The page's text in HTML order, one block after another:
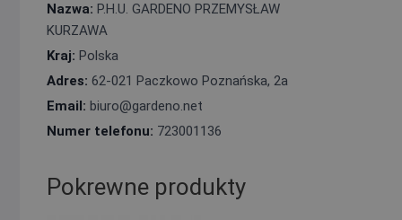
Nazwa: P.H.U. GARDENO PRZEMYSŁAW
KURZAWA
Kraj: Polska
Adres: 62-021 Paczkowo Poznańska, 2a
Email: biuro@gardeno.net
Numer telefonu: 723001136
Pokrewne produkty